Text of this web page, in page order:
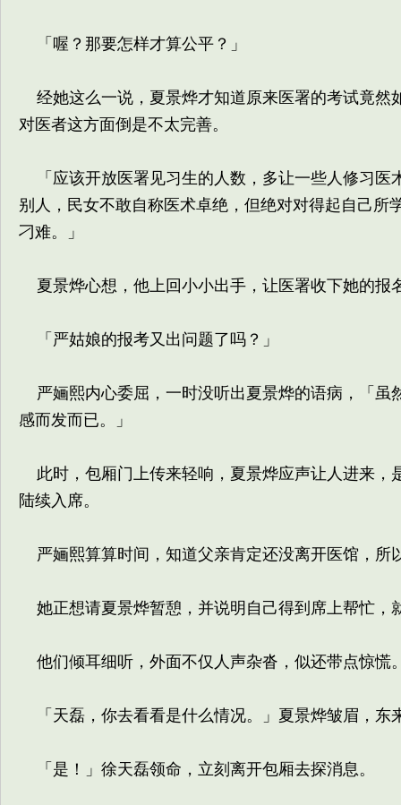
「喔？那要怎样才算公平？」
经她这么一说，夏景烨才知道原来医署的考试竟然
对医者这方面倒是不太完善。
「应该开放医署见习生的人数，多让一些人修习医
别人，民女不敢自称医术卓绝，但绝对对得起自己
刁难。」
夏景烨心想，他上回小小出手，让医署收下她的报
「严姑娘的报考又出问题了吗？」
严婳熙内心委屈，一时没听出夏景烨的语病，「虽
感而发而已。」
此时，包厢门上传来轻响，夏景烨应声让人进来，
陆续入席。
严婳熙算算时间，知道父亲肯定还没离开医馆，所
她正想请夏景烨暂憩，并说明自己得到席上帮忙，
他们倾耳细听，外面不仅人声杂沓，似还带点惊慌
「天磊，你去看看是什么情况。」夏景烨皱眉，东
「是！」徐天磊领命，立刻离开包厢去探消息。